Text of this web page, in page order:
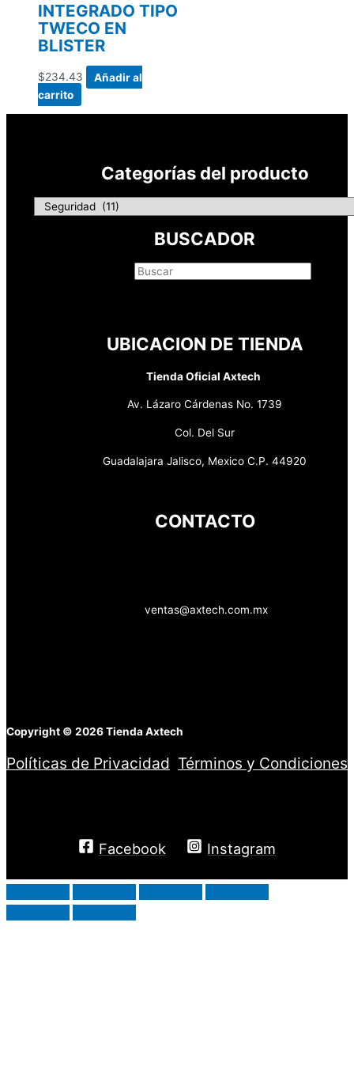
INTEGRADO TIPO
TWECO EN
BLISTER
$234.43
Añadir al
carrito
Categorías del producto
BUSCADOR
UBICACION DE TIENDA
Tienda Oficial Axtech
Av. Lázaro Cárdenas No. 1739
Col. Del Sur
Guadalajara Jalisco, Mexico C.P. 44920
CONTACTO
ventas@axtech.com.mx
Copyright © 2026 Tienda Axtech
Políticas de Privacidad Términos y Condiciones
Facebook Instagram